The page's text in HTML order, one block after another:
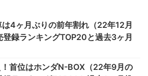
4ヶ月ぶりの前年割れ（22年12月
録ランキングTOP20と過去3ヶ月
首位はホンダN-BOX（22年9月の